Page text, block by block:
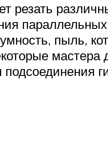
резать
пыль,